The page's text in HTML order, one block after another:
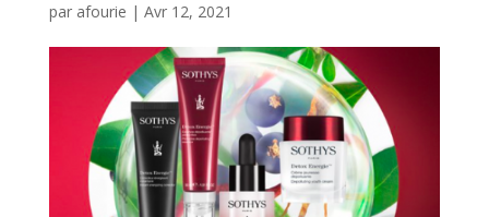
par afourie | Avr 12, 2021